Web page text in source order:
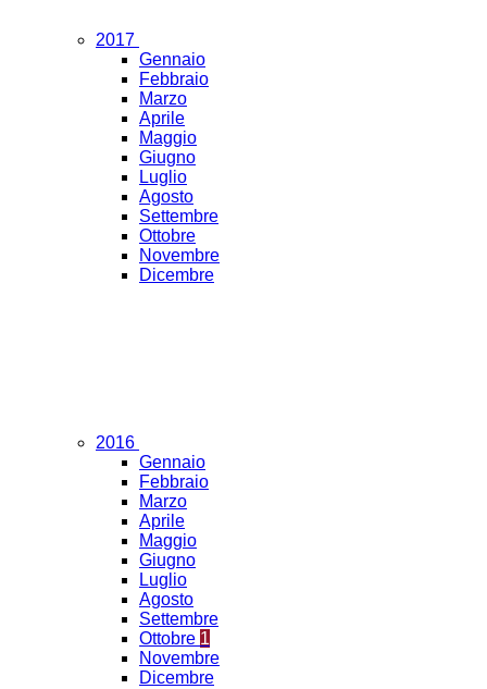
2017
Gennaio
Febbraio
Marzo
Aprile
Maggio
Giugno
Luglio
Agosto
Settembre
Ottobre
Novembre
Dicembre
2016
Gennaio
Febbraio
Marzo
Aprile
Maggio
Giugno
Luglio
Agosto
Settembre
Ottobre 1
Novembre
Dicembre